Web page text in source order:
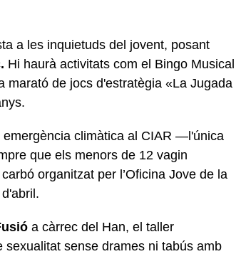
a les inquietuds del jovent, posant
Hi haurà activitats com el Bingo Musical
marató de jocs d'estratègia «La Jugada
emergència climàtica al CIAR —l'única
que els menors de 12 vagin
organitzat per l’Oficina Jove de la
a càrrec del Han, el taller
sense drames ni tabús amb